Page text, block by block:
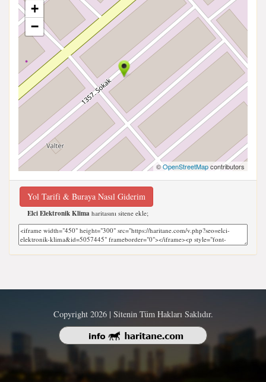
+
−
©OpenStreetMapcontributors
Yol Tarifi & Buraya Nasıl Giderim
Elci Elektronik Klima haritasını sitene ekle;
Copyright 2026 | Sitenin Tüm Hakları Saklıdır.